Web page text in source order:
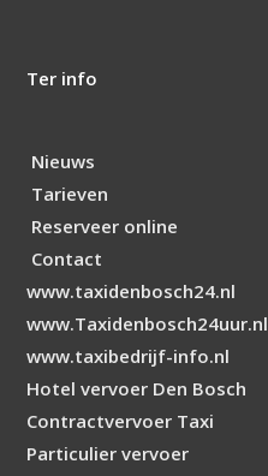
Ter info
Nieuws
Tarieven
Reserveer online
Contact
www.taxidenbosch24.nl
www.Taxidenbosch24uur.nl
www.taxibedrijf-info.nl
Hotel vervoer Den Bosch
Contractvervoer Taxi
Particulier vervoer